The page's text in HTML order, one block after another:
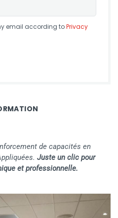
email according toPrivacy
de capacités en
Juste un clic pour
et professionnelle.